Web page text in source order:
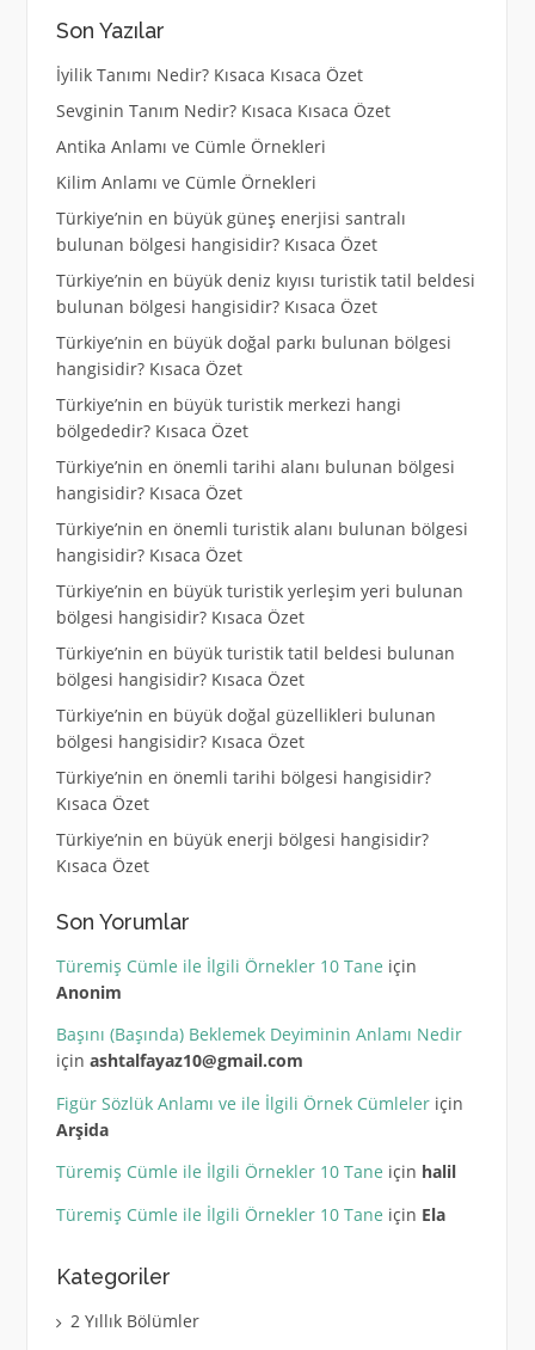
Son Yazılar
İyilik Tanımı Nedir? Kısaca Kısaca Özet
Sevginin Tanım Nedir? Kısaca Kısaca Özet
Antika Anlamı ve Cümle Örnekleri
Kilim Anlamı ve Cümle Örnekleri
Türkiye’nin en büyük güneş enerjisi santralı
bulunan bölgesi hangisidir? Kısaca Özet
Türkiye’nin en büyük deniz kıyısı turistik tatil beldesi
bulunan bölgesi hangisidir? Kısaca Özet
Türkiye’nin en büyük doğal parkı bulunan bölgesi
hangisidir? Kısaca Özet
Türkiye’nin en büyük turistik merkezi hangi
bölgededir? Kısaca Özet
Türkiye’nin en önemli tarihi alanı bulunan bölgesi
hangisidir? Kısaca Özet
Türkiye’nin en önemli turistik alanı bulunan bölgesi
hangisidir? Kısaca Özet
Türkiye’nin en büyük turistik yerleşim yeri bulunan
bölgesi hangisidir? Kısaca Özet
Türkiye’nin en büyük turistik tatil beldesi bulunan
bölgesi hangisidir? Kısaca Özet
Türkiye’nin en büyük doğal güzellikleri bulunan
bölgesi hangisidir? Kısaca Özet
Türkiye’nin en önemli tarihi bölgesi hangisidir?
Kısaca Özet
Türkiye’nin en büyük enerji bölgesi hangisidir?
Kısaca Özet
Son Yorumlar
Türemiş Cümle ile İlgili Örnekler 10 Tane için
Anonim
Başını (Başında) Beklemek Deyiminin Anlamı Nedir
için ashtalfayaz10@gmail.com
Figür Sözlük Anlamı ve ile İlgili Örnek Cümleleriçin
Arşida
Türemiş Cümle ile İlgili Örnekler 10 Tane için halil
Türemiş Cümle ile İlgili Örnekler 10 Tane için Ela
Kategoriler
2 Yıllık Bölümler